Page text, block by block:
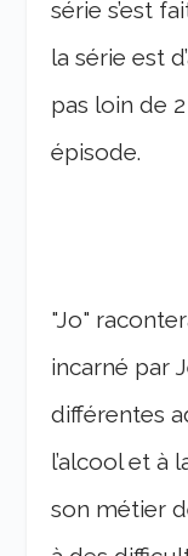
série s’est
la série est
pas loin de
épisode.
"Jo"
incarné par
différentes
l’alcool et à
son métier